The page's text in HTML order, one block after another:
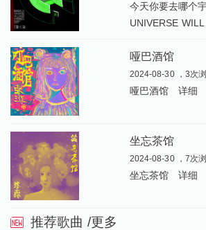
今天你要去哪个
UNIVERSE WILL
哑巴酒馆
2024-08-30 ，3次
哑巴酒馆 详细
坐忘茶馆
2024-08-30 ，7次
坐忘茶馆 详细
推荐歌曲 /更多